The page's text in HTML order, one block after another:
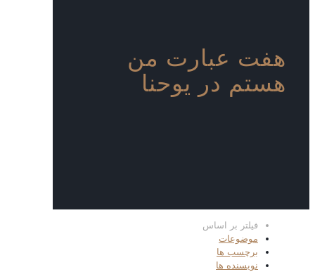
هفت عبارت من
هستم در یوحنا
فیلتر بر اساس
موضوعات
برچسب ها
نویسنده ها